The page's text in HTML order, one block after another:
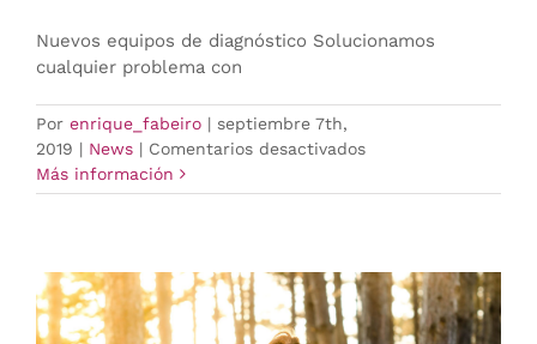
Nuevos equipos de diagnóstico Solucionamos
cualquier problema con
Por enrique_fabeiro | septiembre 7th,
2019 | News | Comentarios desactivadosen
Más información